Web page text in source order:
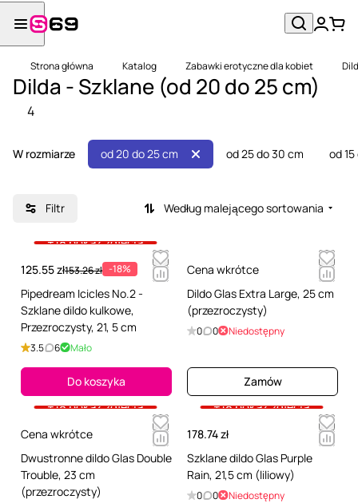
Strona główna Katalog Zabawki erotyczne dla kobiet
Dilda - Szklane (od 20 do 25 cm)
4
W rozmiarze od 25 do 30 cm
od 20 do 25 cm od
Filtr Według malejącego sortowania
+18 pokaż zdjęcia
125.55 zł153.26 zł -18%
Pipedream Icicles No.2 -
Szklane dildo kulkowe,
Przezroczysty, 21, 5 cm
3.5 6 Mało
Do koszyka
Cena wkrótce
Dildo Glas Extra Large, 25 cm
(przezroczysty)
0 0 Niedostępny
Zamów
+18 pokaż zdjęcia
Cena wkrótce
Dwustronne dildo Glas Double
Trouble, 23 cm
(przezroczysty)
+18 pokaż zdjęcia
178.74 zł
Szklane dildo Glas Purple
Rain, 21,5 cm (liliowy)
0 0 Niedostępny